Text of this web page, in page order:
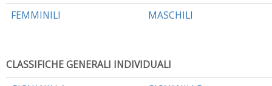
FEMMINILI
MASCHILI
CLASSIFICHE GENERALI INDIVIDUALI